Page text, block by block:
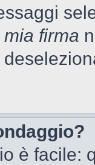
firma
è facile: